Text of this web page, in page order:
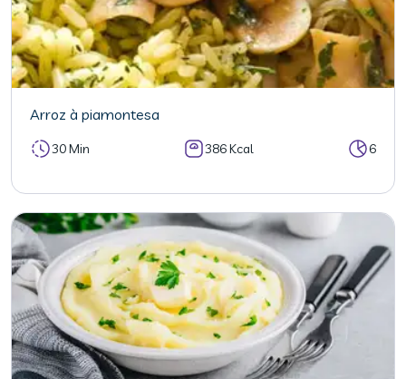
Arroz à piamontesa
30 Min 386 Kcal 6